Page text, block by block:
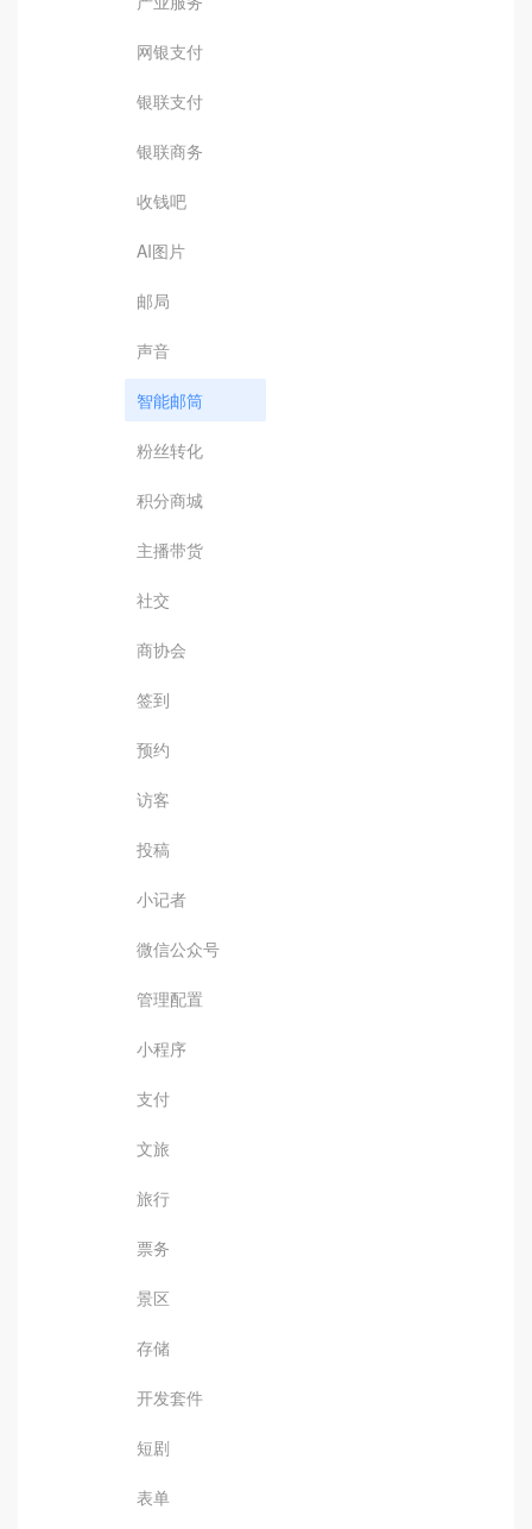
网银支付
银联支付
银联商务
收钱吧
AI图片
邮局
声音
智能邮筒
粉丝转化
积分商城
主播带货
社交
商协会
签到
预约
访客
投稿
小记者
微信公众号
管理配置
小程序
支付
文旅
旅行
票务
景区
存储
开发套件
短剧
表单